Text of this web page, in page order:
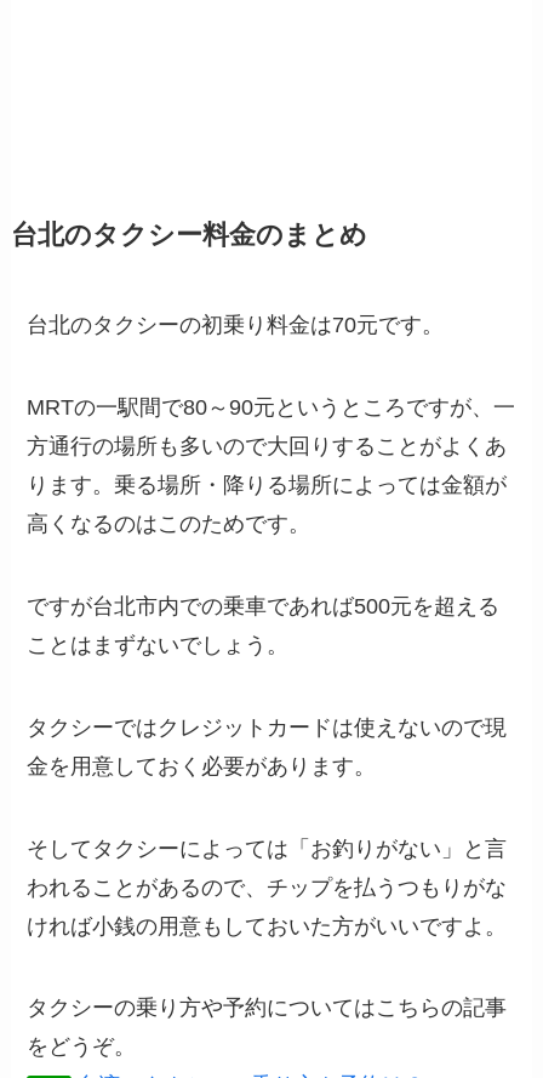
台北のタクシー料金のまとめ
台北のタクシーの初乗り料金は70元です。
MRTの一駅間で80～90元というところですが、一
方通行の場所も多いので大回りすることがよくあ
ります。乗る場所・降りる場所によっては金額が
高くなるのはこのためです。
ですが台北市内での乗車であれば500元を超える
ことはまずないでしょう。
タクシーではクレジットカードは使えないので現
金を用意しておく必要があります。
そしてタクシーによっては「お釣りがない」と言
われることがあるので、チップを払うつもりがな
ければ小銭の用意もしておいた方がいいですよ。
タクシーの乗り方や予約についてはこちらの記事
をどうぞ。